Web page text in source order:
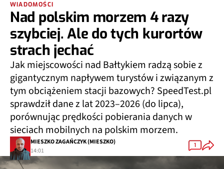
WIADOMOŚCI
Nad polskim morzem 4 razy
szybciej. Ale do tych kurortów
strach jechać
Jak miejscowości nad Bałtykiem radzą sobie z
gigantycznym napływem turystów i związanym z
tym obciążeniem stacji bazowych? SpeedTest.pl
sprawdził dane z lat 2023–2026 (do lipca),
porównując prędkości pobierania danych w
sieciach mobilnych na polskim morzem.
MIESZKO ZAGAŃCZYK (MIESZKO)
14:01
1